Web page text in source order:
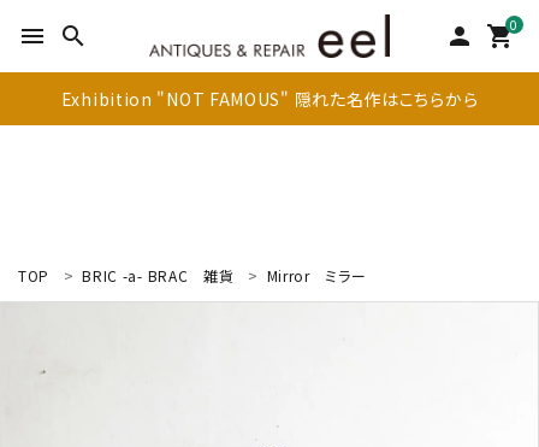
menu search person 0
shopping_cart
Exhibition "NOT FAMOUS" 隠れた名作はこちらから
search
新着商品
TOP BRIC -a- BRAC 雑貨 Mirrorミラー